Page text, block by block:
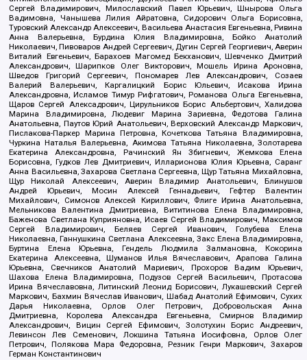
Сергей Владимирович, Милославский Павел Юрьевич, Шнырова Ольга
Вадимовна, Чанышева Лилия Айратовна, Сидорович Ольга Борисовна,
Туровский Александр Алексеевич, Васильева Анастасия Евгеньевна, Ривина
Анна Валерьевна, Бурдина Юлия Владимировна, Бойко Анатолий
Николаевич, Пивоваров Андрей Сергеевич, Дугин Сергей Георгиевич, Аверин
Виталий Евгеньевич, Барахоев Магомед Бекханович, Шевченко Дмитрий
Александрович, Шарипков Олег Викторович, Мошель Ирина Ароновна,
Шведов Григорий Сергеевич, Пономарев Лев Александрович, Созаев
Валерий Валерьевич, Каргалицкий Борис Юльевич, Исакова Ирина
Александровна, Исламов Тимур Рифгатович, Романова Ольга Евгеньевна,
Щаров Сергей Алексадрович, Цирульников Борис Альбертович, Халидова
Марина Владимировна, Людевиг Марина Зариевна, Федотова Галина
Анатольевна, Паутов Юрий Анатольевич, Верховский Александр Маркович,
Пислакова-Паркер Марина Петровна, Кочеткова Татьяна Владимировна,
Чуркина Наталья Валерьевна, Акимова Татьяна Николаевна, Золотарева
Екатерина Александровна, Рачинский Ян Збигневич, Жемкова Елена
Борисовна, Гудков Лев Дмитриевич, Илларионова Юлия Юрьевна, Саранг
Анна Васильевна, Захарова Светлана Сергеевна, Щур Татьяна Михайловна,
Щур Николай Алексеевич, Аверин Владимир Анатольевич, Блинушов
Андрей Юрьевич, Мосин Алексей Геннадьевич, Гефтер Валентин
Михайлович, Симонов Алексей Кириллович, Флиге Ирина Анатольевна,
Мельникова Валентина Дмитриевна, Вититинова Елена Владимировна,
Баженова Светлана Куприяновна, Исаев Сергей Владимирович, Максимов
Сергей Владимирович, Беляев Сергей Иванович, Голубева Елена
Николаевна, Ганнушкина Светлана Алексеевна, Закс Елена Владимировна,
Буртина Елена Юрьевна, Гендель Людмила Залмановна, Кокорина
Екатерина Алексеевна, Шуманов Илья Вячеславович, Арапова Галина
Юрьевна, Свечников Анатолий Мариевич, Прохоров Вадим Юрьевич,
Шахова Елена Владимировна, Подузов Сергей Васильевич, Протасова
Ирина Вячеславовна, Литинский Леонид Борисович, Лукашевский Сергей
Маркович, Бахмин Вячеслав Иванович, Шабад Анатолий Ефимович, Сухих
Дарья Николаевна, Орлов Олег Петрович, Добровольская Анна
Дмитриевна, Королева Александра Евгеньевна, Смирнов Владимир
Александрович, Вицин Сергей Ефимович, Золотухин Борис Андреевич,
Левинсон Лев Семенович, Локшина Татьяна Иосифовна, Орлов Олег
Петрович, Полякова Мара Федоровна, Резник Генри Маркович, Захаров
Герман Константинович